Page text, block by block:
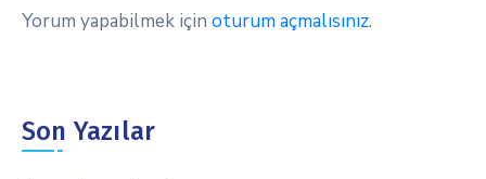
Yorum yapabilmek için oturum açmalısınız.
Son Yazılar